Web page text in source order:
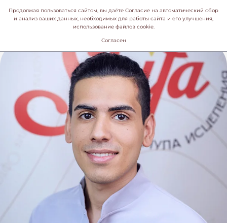
Продолжая пользоваться сайтом, вы даёте Согласие на автоматический сбор
и анализ ваших данных, необходимых для работы сайта и его улучшения,
использование файлов cookie.
Согласен